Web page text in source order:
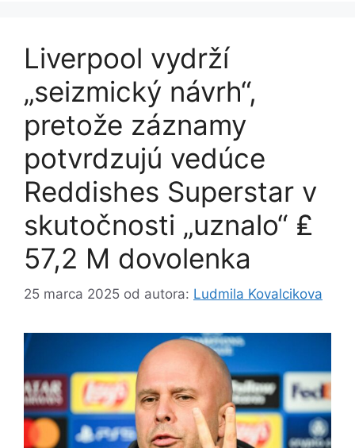
Liverpool vydrží
„seizmický návrh“,
pretože záznamy
potvrdzujú vedúce
Reddishes Superstar v
skutočnosti „uznalo“ ₤
57,2 M dovolenka
25 marca 2025 od autora: Ludmila Kovalcikova